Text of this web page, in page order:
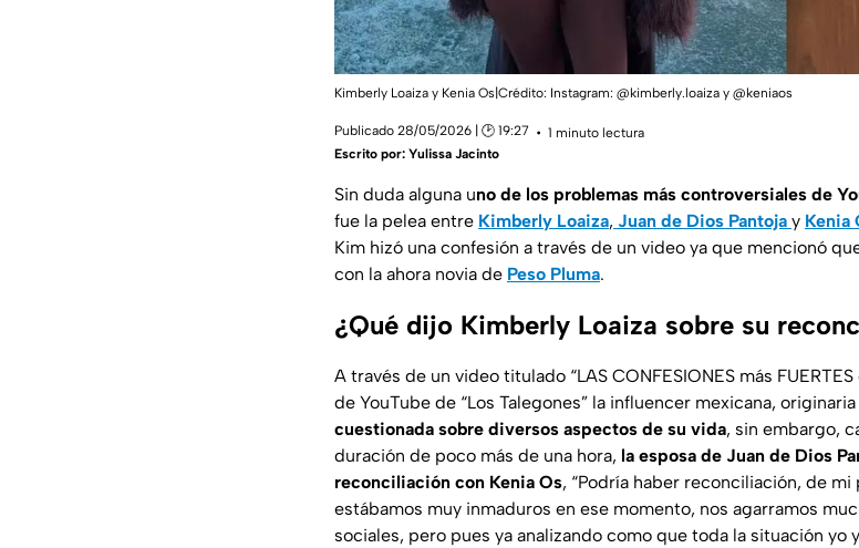
Kimberly Loaiza y Kenia Os|Crédito: Instagram: @kimberly.loaiza y @keniaos
Publicado 28/05/2026 | 🕑 19:27
1 minuto lectura
Escrito por: Yulissa Jacinto
Sin duda alguna uno de los problemas más controversiales de
fue la pelea entre Kimberly Loaiza, Juan de Dios Pantoja y Kenia
Kim hizó una confesión a través de un video ya que mencionó
con la ahora novia de Peso Pluma.
¿Qué dijo Kimberly Loaiza sobre su
A través de un video titulado “LAS CONFESIONES más
de YouTube de “Los Talegones” la influencer mexicana,
cuestionada sobre diversos aspectos de su vida, sin embargo,
duración de poco más de una hora, la esposa de Juan de Dios
reconciliación con Kenia Os, “Podría haber reconciliación, de mi
estábamos muy inmaduros en ese momento, nos agarramos
sociales, pero pues ya analizando como que toda la situación yo